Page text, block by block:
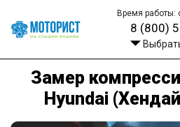
Время работы:
8 (800)
Замер
Hyundai